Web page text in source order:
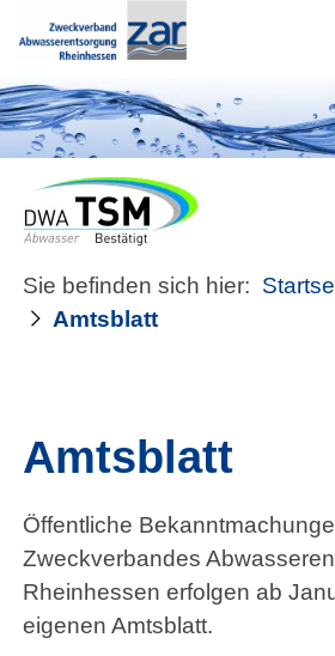
Intranet
Aktuelles
Meldungen
Termine
Förderprojekte
Amtsblatt
Amtsblatt abonnieren
Sie befinden sich hier:
Amtsblatt
Amtsblatt
Öffentliche
Zweckverbandes
Rheinhessen erfolgen ab
eigenen Amtsblatt.